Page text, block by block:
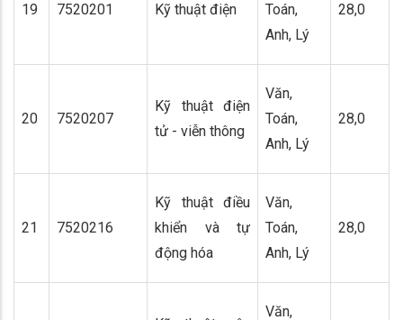
19 7520201 Kỹ thuật điện
Toán,
Anh, Lý
28,0
20 7520207
Kỹ thuật điện
tử - viễn thông
Văn,
Toán,
Anh, Lý
28,0
21 7520216
Kỹ thuật điều
khiển và tự
động hóa
Văn,
Toán,
Anh, Lý
28,0
Văn,